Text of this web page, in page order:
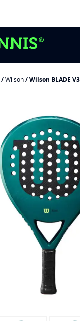
/Wilson/ Wilson BLADE V3